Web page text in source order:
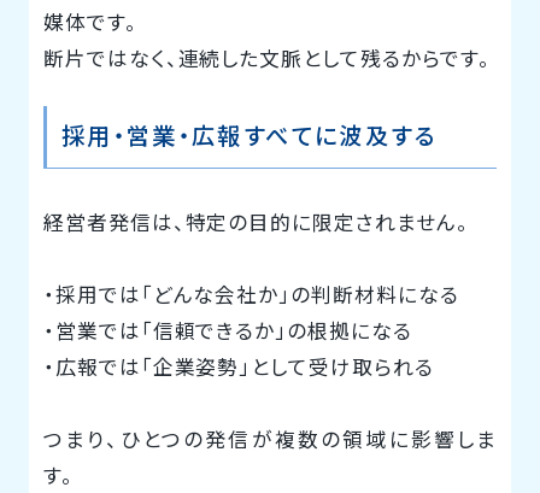
媒体です。
断片ではなく、連続した文脈として残るからです。
採用・営業・広報すべてに波及する
経営者発信は、特定の目的に限定されません。
・採用では「どんな会社か」の判断材料になる
・営業では「信頼できるか」の根拠になる
・広報では「企業姿勢」として受け取られる
つまり、ひとつの発信が複数の領域に影響しま
す。